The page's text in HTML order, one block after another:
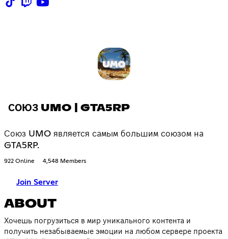
СОЮЗ UMO | GTA5RP
Союз UMO является самым большим союзом на
GTA5RP.
922 Online 4,548 Members
Join Server
ABOUT
Хочешь погрузиться в мир уникального контента и
получить незабываемые эмоции на любом сервере проекта